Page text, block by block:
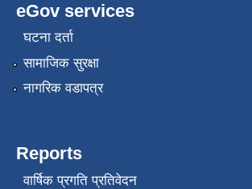
eGov services
घटना दर्ता
सामाजिक सुरक्षा
नागरिक वडापत्र
Reports
वार्षिक प्रगति प्रतिवेदन